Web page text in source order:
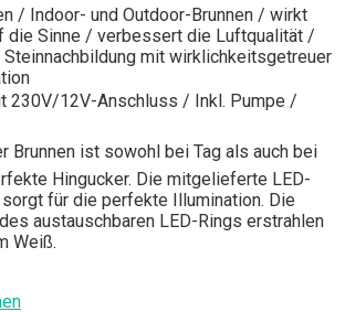
/ Indoor- und Outdoor-Brunnen / wirkt
die Sinne / verbessert die Luftqualität /
Steinnachbildung mit wirklichkeitsgetreuer
230V/12V-Anschluss / Inkl. Pumpe /
Brunnen ist sowohl bei Tag als auch bei
Hingucker. Die mitgelieferte LED-
sorgt für die perfekte Illumination. Die
austauschbaren LED-Rings erstrahlen
Weiß.